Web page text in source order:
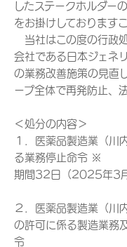
したステークホルダー
をお掛けしております
当社はこの度の行政
会社である日本ジェネ
の業務改善施策の見直
ープ全体で再発防止、
＜処分の内容＞
１．医薬品製造業（川
る業務停止命令 ※
期間32日（2025年3
２．医薬品製造業（川
の許可に係る製造業務
令